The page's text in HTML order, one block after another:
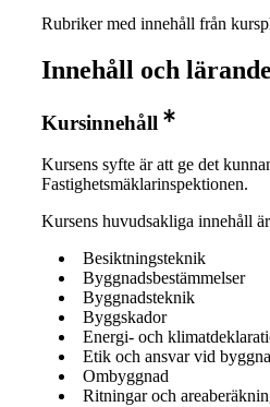
Rubriker med innehåll från
Innehåll och
Kursinnehåll
Kursens syfte är att ge det
Fastighetsmäklarinspektionen.
Kursens huvudsakliga innehåll
Besiktningsteknik
Byggnadsbestämmelser
Byggnadsteknik
Byggskador
Energi- och
Etik och ansvar vid
Ombyggnad
Ritningar och